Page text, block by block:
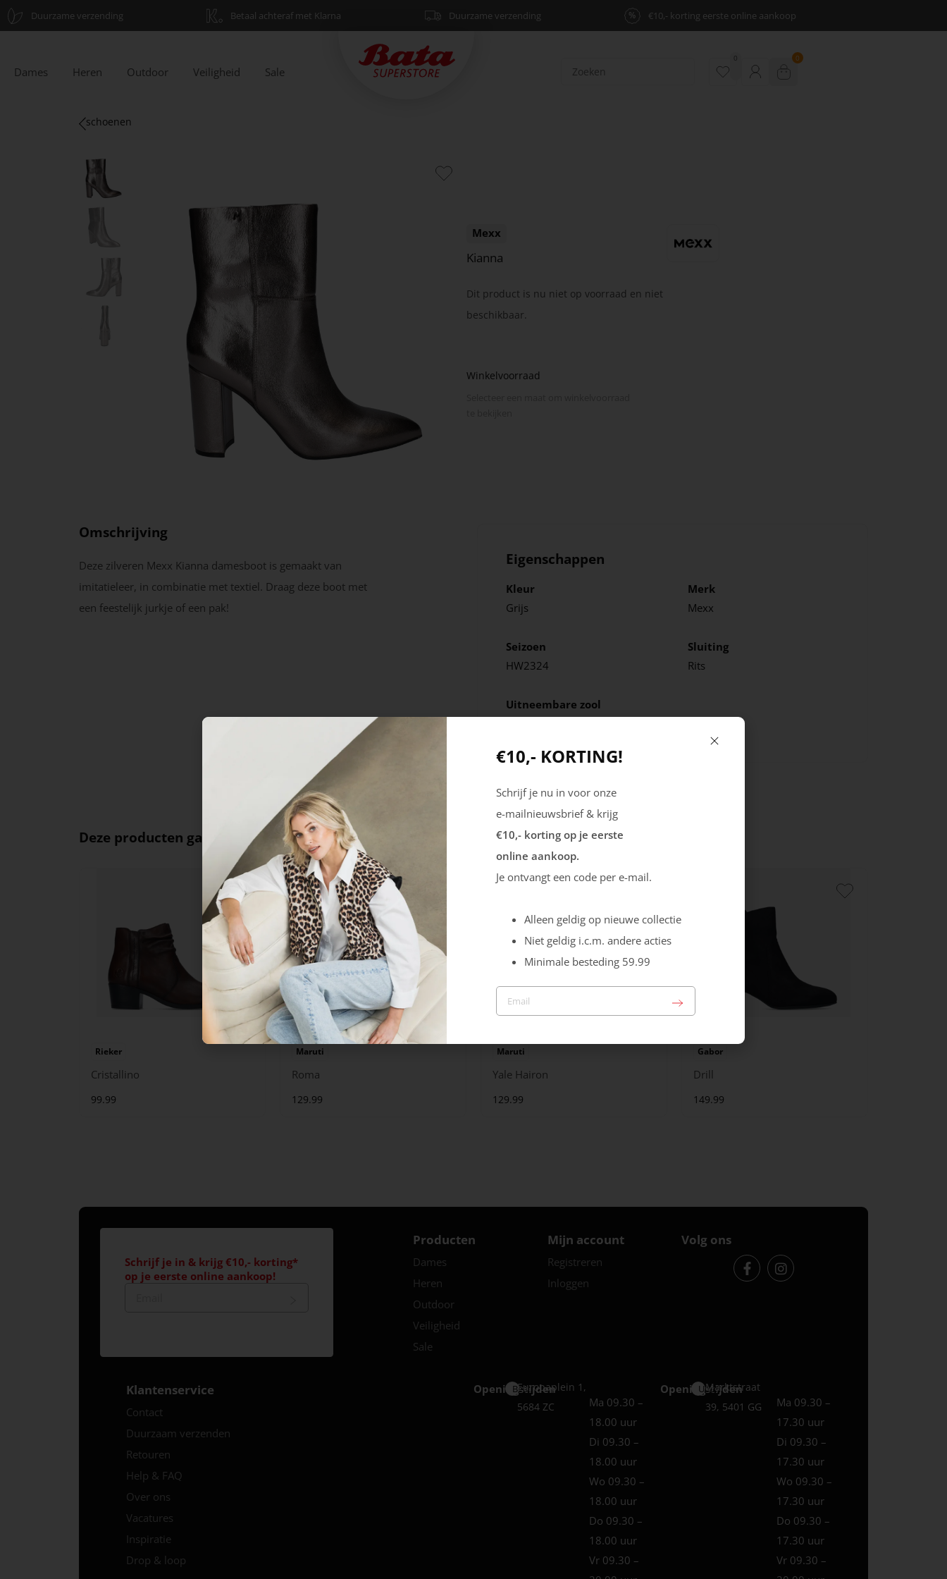
Duurzame verzending Betaal achteraf met Klarna Duurzame verzending % €10,- korting eerste online aankoop
Dames Heren Outdoor Veiligheid Sale
0 0
schoenen
Mexx
Kianna
Dit product is nu niet op voorraad en niet
beschikbaar.
Winkelvoorraad
Omschrijving
Deze zilveren Mexx Kianna damesboot is gemaakt van
imitatieleer, in combinatie met textiel. Draag deze boot met
een feestelijk jurkje of een pak!
Eigenschappen
Kleur
Grijs
Merk
Mexx
Seizoen
HW2324
Sluiting
Rits
Uitneembare zool
Deze producten ga je leuk vinden
Rieker
Cristallino
99.99
Maruti
Roma
129.99
Maruti
Yale Hairon
129.99
Gabor
Drill
149.99
Schrijf je in & krijg €10,- korting*
op je eerste online aankoop!
Producten
Dames
Heren
Outdoor
Veiligheid
Sale
Mijn account
Registreren
Inloggen
Volg ons
Klantenservice
Contact
Duurzaam verzenden
Retouren
Help & FAQ
Over ons
Vacatures
Inspiratie
Drop & loop
Openingstijden
Best
Europaplein 1,
5684 ZC
Ma 09.30 –
18.00 uur
Di 09.30 –
18.00 uur
Wo 09.30 –
18.00 uur
Do 09.30 –
18.00 uur
Vr 09.30 –
Openingstijden
Uden
Marktstraat
39, 5401 GG
Ma 09.30 –
17.30 uur
Di 09.30 –
17.30 uur
Wo 09.30 –
17.30 uur
Do 09.30 –
17.30 uur
Vr 09.30 –
€10,- KORTING!
Schrijf je nu in voor onze
e-mailnieuwsbrief & krijg
€10,- korting op je eerste
online aankoop.
Je ontvangt een code per e-mail.
Alleen geldig op nieuwe collectie
Niet geldig i.c.m. andere acties
Minimale besteding 59.99